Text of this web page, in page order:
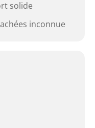
solide
inconnue